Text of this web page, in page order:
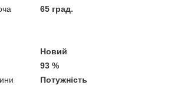
65 град.
Новий
93 %
Потужність